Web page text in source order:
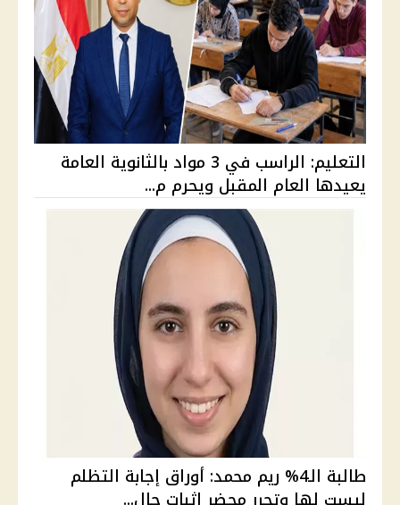
التعليم: الراسب في 3 مواد بالثانوية العامة
يعيدها العام المقبل ويحرم م...
طالبة الـ4% ريم محمد: أوراق إجابة التظلم